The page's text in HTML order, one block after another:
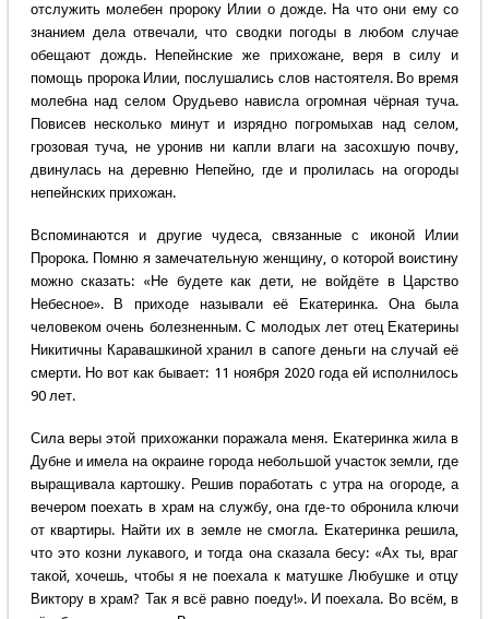
отслужить молебен пророку Илии о дожде. На что они ему со
знанием дела отвечали, что сводки погоды в любом случае
обещают дождь. Непейнские же прихожане, веря в силу и
помощь пророка Илии, послушались слов настоятеля. Во время
молебна над селом Орудьево нависла огромная чёрная туча.
Повисев несколько минут и изрядно погромыхав над селом,
грозовая туча, не уронив ни капли влаги на засохшую почву,
двинулась на деревню Непейно, где и пролилась на огороды
непейнских прихожан.
Вспоминаются и другие чудеса, связанные с иконой Илии
Пророка. Помню я замечательную женщину, о которой воистину
можно сказать: «Не будете как дети, не войдёте в Царство
Небесное». В приходе называли её Екатеринка. Она была
человеком очень болезненным. С молодых лет отец Екатерины
Никитичны Каравашкиной хранил в сапоге деньги на случай её
смерти. Но вот как бывает: 11 ноября 2020 года ей исполнилось
90 лет.
Сила веры этой прихожанки поражала меня. Екатеринка жила в
Дубне и имела на окраине города небольшой участок земли, где
выращивала картошку. Решив поработать с утра на огороде, а
вечером поехать в храм на службу, она где-то обронила ключи
от квартиры. Найти их в земле не смогла. Екатеринка решила,
что это козни лукавого, и тогда она сказала бесу: «Ах ты, враг
такой, хочешь, чтобы я не поехала к матушке Любушке и отцу
Виктору в храм? Так я всё равно поеду!». И поехала. Во всём, в